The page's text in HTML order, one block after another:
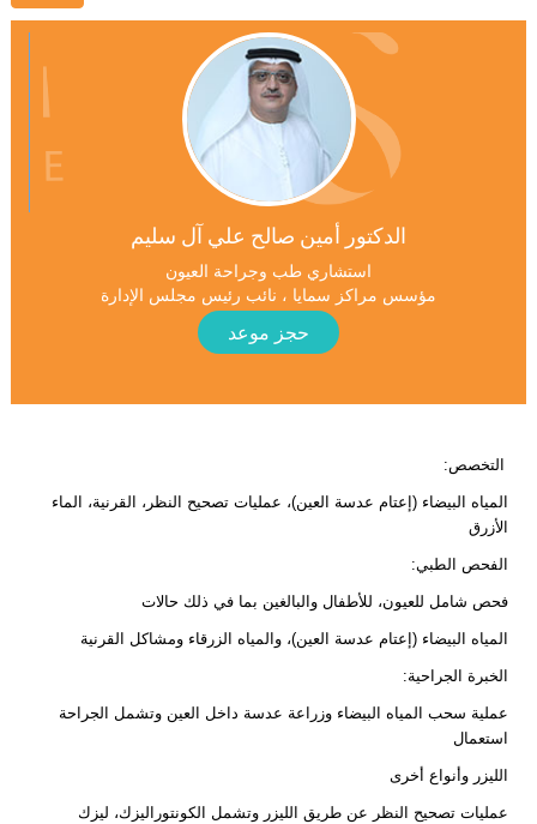
الدكتور أمين صالح علي آل سليم
استشاري طب وجراحة العيون
مؤسس مراكز سمايا ، نائب رئيس مجلس الإدارة
حجز موعد
التخصص:
المياه البيضاء (إعتام عدسة العين)، عمليات تصحيح النظر، القرنية، الماء
الأزرق
الفحص الطبي:
فحص شامل للعيون، للأطفال والبالغين بما في ذلك حالات
المياه البيضاء (إعتام عدسة العين)، والمياه الزرقاء ومشاكل القرنية
الخبرة الجراحية:
عملية سحب المياه البيضاء وزراعة عدسة داخل العين وتشمل الجراحة
استعمال
الليزر وأنواع أخرى
عمليات تصحيح النظر عن طريق الليزر وتشمل الكونتوراليزك، ليزك